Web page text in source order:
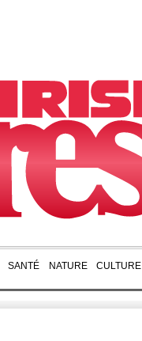
SANTÉ NATURE CULTURE